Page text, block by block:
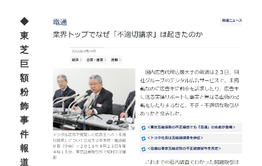
◆
東
芝
巨
額
粉
飾
事
件
報
道